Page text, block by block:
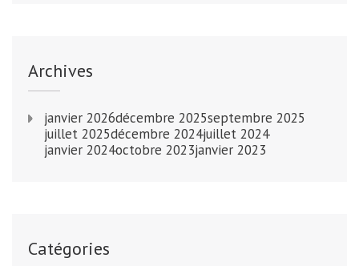
Archives
janvier 2026décembre 2025septembre 2025
juillet 2025décembre 2024juillet 2024
janvier 2024octobre 2023janvier 2023
Catégories